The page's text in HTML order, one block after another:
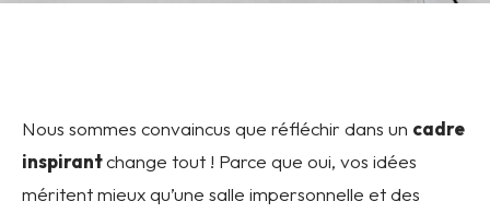
Nous sommes convaincus que réfléchir dans un cadre
inspirantchange tout ! Parce que oui, vos idées
méritent mieux qu’une salle impersonnelle et des